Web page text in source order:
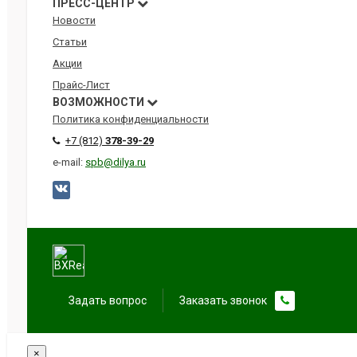
ПРЕСС-ЦЕНТР
Новости
Статьи
Акции
Прайс-Лист
ВОЗМОЖНОСТИ
Политика конфиденциальности
+7 (812) 378-39-29
e-mail: spb@dilya.ru
Задать вопрос Заказать звонок
×